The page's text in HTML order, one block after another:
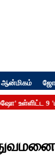
ஆன்மிகம்